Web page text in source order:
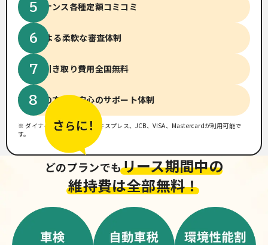
メンテナンス各種定額コミコミ
14社による柔軟な審査体制
廃車、引き取り費用全国無料
初めての方でも安心のサポート体制
※ ダイナース、アメリカンエキスプレス、JCB、VISA、Mastercardが利用可能で
す。
どのプランでもリース期間中の
維持費は全部無料！